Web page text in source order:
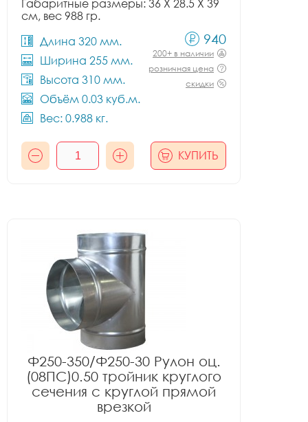
Габаритные размеры: 36 X 28.5 X 39
см, вес 988 гр.
Длина 320 мм.
Ширина 255 мм.
Высота 310 мм.
Объём 0.03 куб.м.
Вес: 0.988 кг.
940
200+ в наличии
розничная цена
скидки
КУПИТЬ
Ф250-350/Ф250-30 Рулон оц.
(08ПС)0.50 тройник круглого
сечения с круглой прямой
врезкой